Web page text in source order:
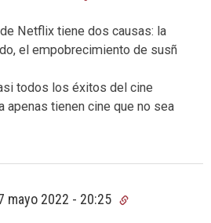
Netflix tiene dos causas: la
el empobrecimiento de susñ
todos los éxitos del cine
apenas tienen cine que no sea
mayo 2022 - 20:25